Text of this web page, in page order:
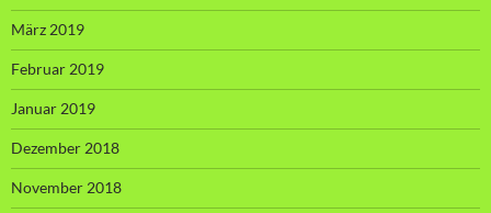
März 2019
Februar 2019
Januar 2019
Dezember 2018
November 2018